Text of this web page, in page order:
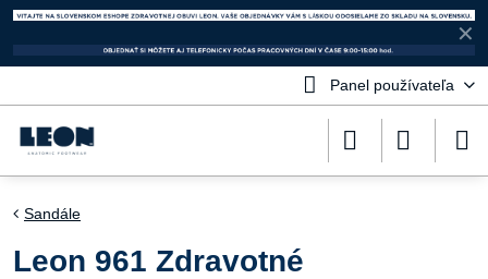
✕
Panel používateľa
Sandále
Leon 961 Zdravotné